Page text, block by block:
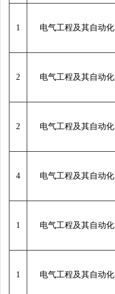
1 电气工程及其自动化
2 电气工程及其自动化
2 电气工程及其自动化
4 电气工程及其自动化
1 电气工程及其自动化
1 电气工程及其自动化